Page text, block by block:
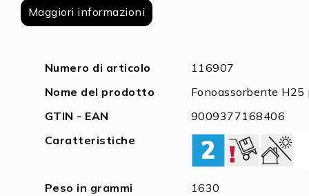
di
immagini
Maggiori informazioni
Maggiori
Numero di articolo
116907
Nome del prodotto
Fonoassorbente
GTIN - EAN
9009377168406
Caratteristiche
Peso in grammi
1630